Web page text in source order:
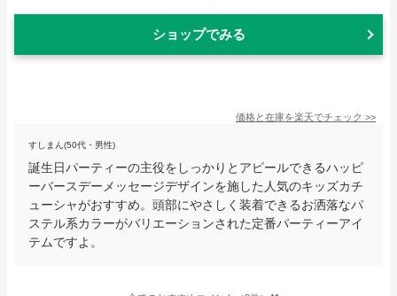
ショップでみる
価格と在庫を楽天でチェック >>
すしまん(50代・男性)
誕生日パーティーの主役をしっかりとアピールできるハッピ
ーバースデーメッセージデザインを施した人気のキッズカチ
ューシャがおすすめ。頭部にやさしく装着できるお洒落なパ
ステル系カラーがバリエーションされた定番パーティーアイ
テムですよ。